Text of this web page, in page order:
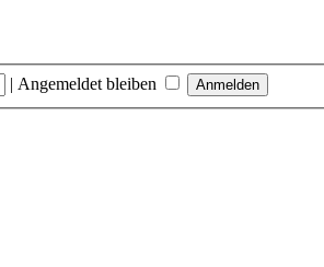
| Angemeldet bleiben